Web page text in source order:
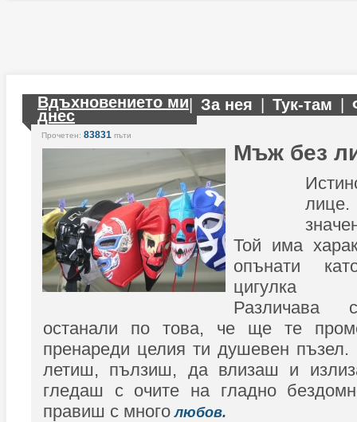
Вдъхновението ми
днес
За нея Тук-там
Прочетен: 83831 пъти
Мъж без
Той има
опънати
цигулка
Различава
останали по това, че ще те
пренареди целия ти душевен
летиш, пълзиш, да влизаш и
гледаш с очите на гладно
правиш с много любов.